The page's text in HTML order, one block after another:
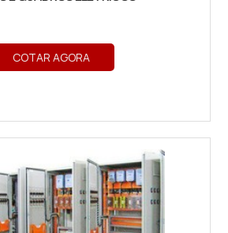
COTAR AGORA